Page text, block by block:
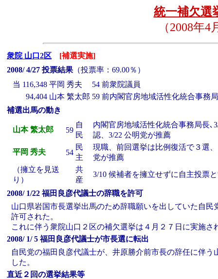
統一補欠選
（2008年4
衆院 山口2区 [補選実施]
2008/ 4/27 投票結果 （投票率：69.00％）
当 116,348 平岡 秀夫 54 前衆院議員
94,404 山本 繁太郎 59 前内閣官房地域活性化統合事務
補選出馬の動き
山本 繁太郎 59
自
民
内閣官房地域活性化統合事務局長､
認、3/22 公明党が推薦
平岡 秀夫 54
民
主
現職、前回選挙は比例復活で３選
党が推薦
（擁立を見送
り）
共
産
3/10 候補者を擁立せずに自主投票
2008/ 1/22 福田良彦代議士の辞職を許可
山口県岩国市長選挙出馬のため辞職願いを出していた自
許可された。
これに伴う衆院山口２区の補欠選挙は４月２７日に実施さ
2008/ 1/ 5 福田良彦代議士が市長選に転出
自民党の福田良彦代議士が、井原勝介前市長の辞任に伴
した。
直近２回の選挙結果等